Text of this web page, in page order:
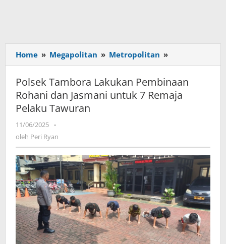
Home » Megapolitan » Metropolitan »
Tambora
Pembinaan
Rohani
Remaja
Pelaku
Tawuran
Polsek Tambora Lakukan Pembinaan
Rohani dan Jasmani untuk 7 Remaja
Pelaku Tawuran
11/06/2025 oleh
Peri
-
oleh Peri Ryan